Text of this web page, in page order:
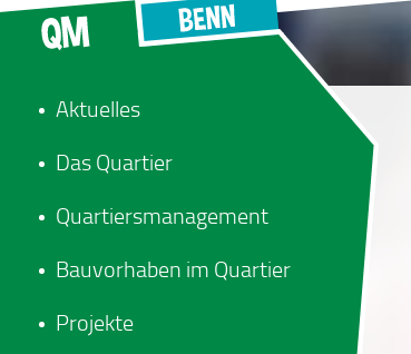
Aktuelles
Das Quartier
Quartiersmanagement
Bauvorhaben im Quartier
Projekte